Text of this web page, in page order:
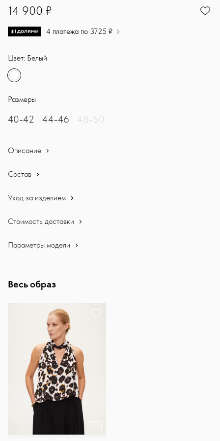
14900
14 900 ₽
4 платежа по 3725 ₽
Цвет: Белый
Размеры
40-42 44-46 48-50
Описание
Состав
Уход за изделием
Стоимость доставки
Параметры модели
Весь образ